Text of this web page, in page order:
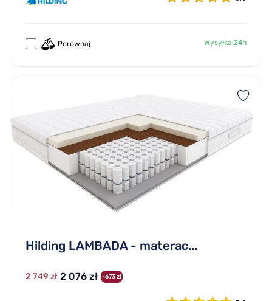
Porównaj Wysyłka 24h
Hilding LAMBADA - materac...
2 749 zł 2 076 zł -673 zł